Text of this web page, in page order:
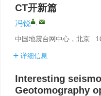
CT开新篇
冯锐 ,
中国地震台网中心，北京
详细信息
Interesting
Geotomography